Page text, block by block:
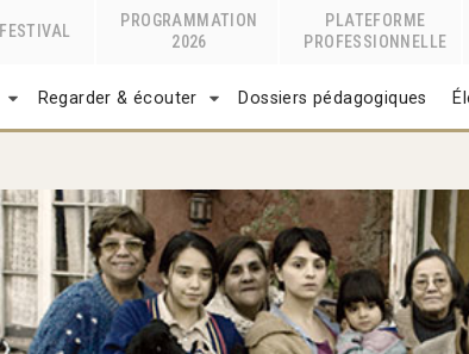
FESTIVAL
PROGRAMMATION
2026
PLATEFORME
PROFESSIONNELLE
Regarder & écouter Dossiers pédagogiques